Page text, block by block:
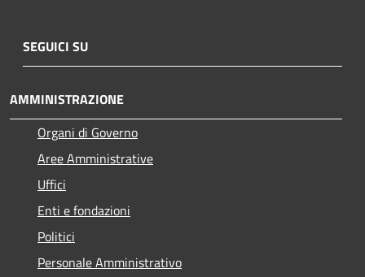
SEGUICI SU
AMMINISTRAZIONE
Organi di Governo
Aree Amministrative
Uffici
Enti e fondazioni
Politici
Personale Amministrativo